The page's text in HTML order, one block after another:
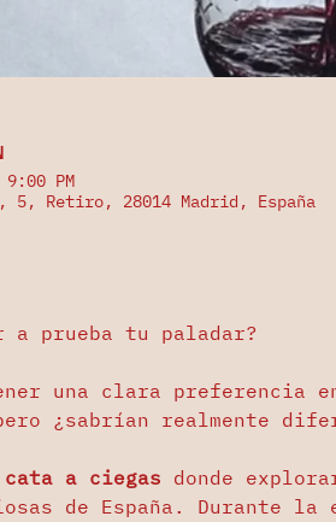
PM
5, Retiro, 28014 Madrid, España
a prueba tu paladar?
una clara preferencia
¿sabrían realmente
cata a ciegas donde
de España. Durante la